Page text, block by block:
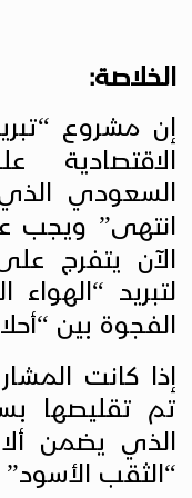
الخلاصة:
إن مشروع
الاقتصادية
السعودي
انتهى” ويجب
الآن يتفرج
لتبريد
الفجوة بين
إذا كانت
تم تقليصها
الذي يضمن
“الثقب